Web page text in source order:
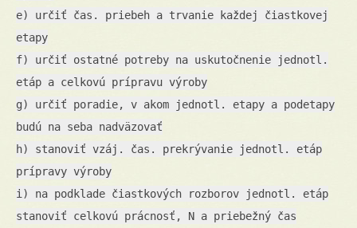
e) určiť čas. priebeh a trvanie každej čiastkovej
etapy
f) určiť ostatné potreby na uskutočnenie jednotl.
etáp a celkovú prípravu výroby
g) určiť poradie, v akom jednotl. etapy a podetapy
budú na seba nadväzovať
h) stanoviť vzáj. čas. prekrývanie jednotl. etáp
prípravy výroby
i) na podklade čiastkových rozborov jednotl. etáp
stanoviť celkovú prácnosť, N a priebežný čas